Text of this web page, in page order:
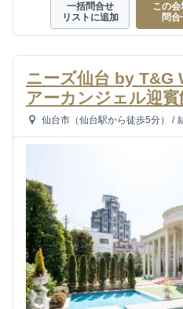
一括問合せ
リストに追加
この会
問合
ニーズ仙台 by T&G
アーカンジェル迎賓
仙台市（仙台駅から徒歩5分） /